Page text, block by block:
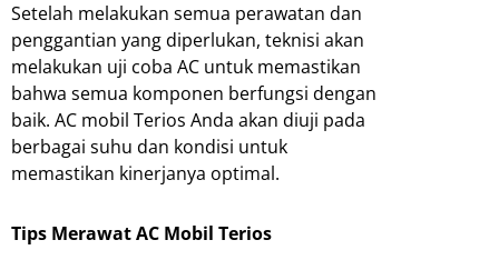
Setelah melakukan semua perawatan dan
penggantian yang diperlukan, teknisi akan
melakukan uji coba AC untuk memastikan
bahwa semua komponen berfungsi dengan
baik. AC mobil Terios Anda akan diuji pada
berbagai suhu dan kondisi untuk
memastikan kinerjanya optimal.
Tips Merawat AC Mobil Terios